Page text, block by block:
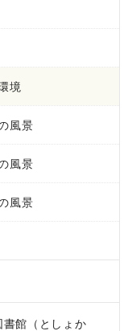
境
風景
風景
風景
館（としょか